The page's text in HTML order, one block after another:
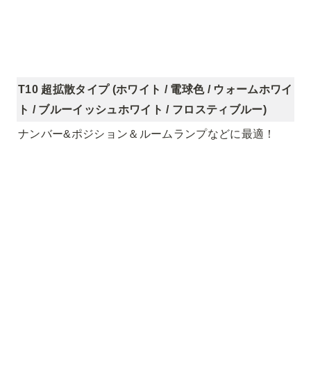
T10 超拡散タイプ (ホワイト / 電球色 / ウォームホワイ
ト / ブルーイッシュホワイト / フロスティブルー)
ナンバー&ポジション＆ルームランプなどに最適！